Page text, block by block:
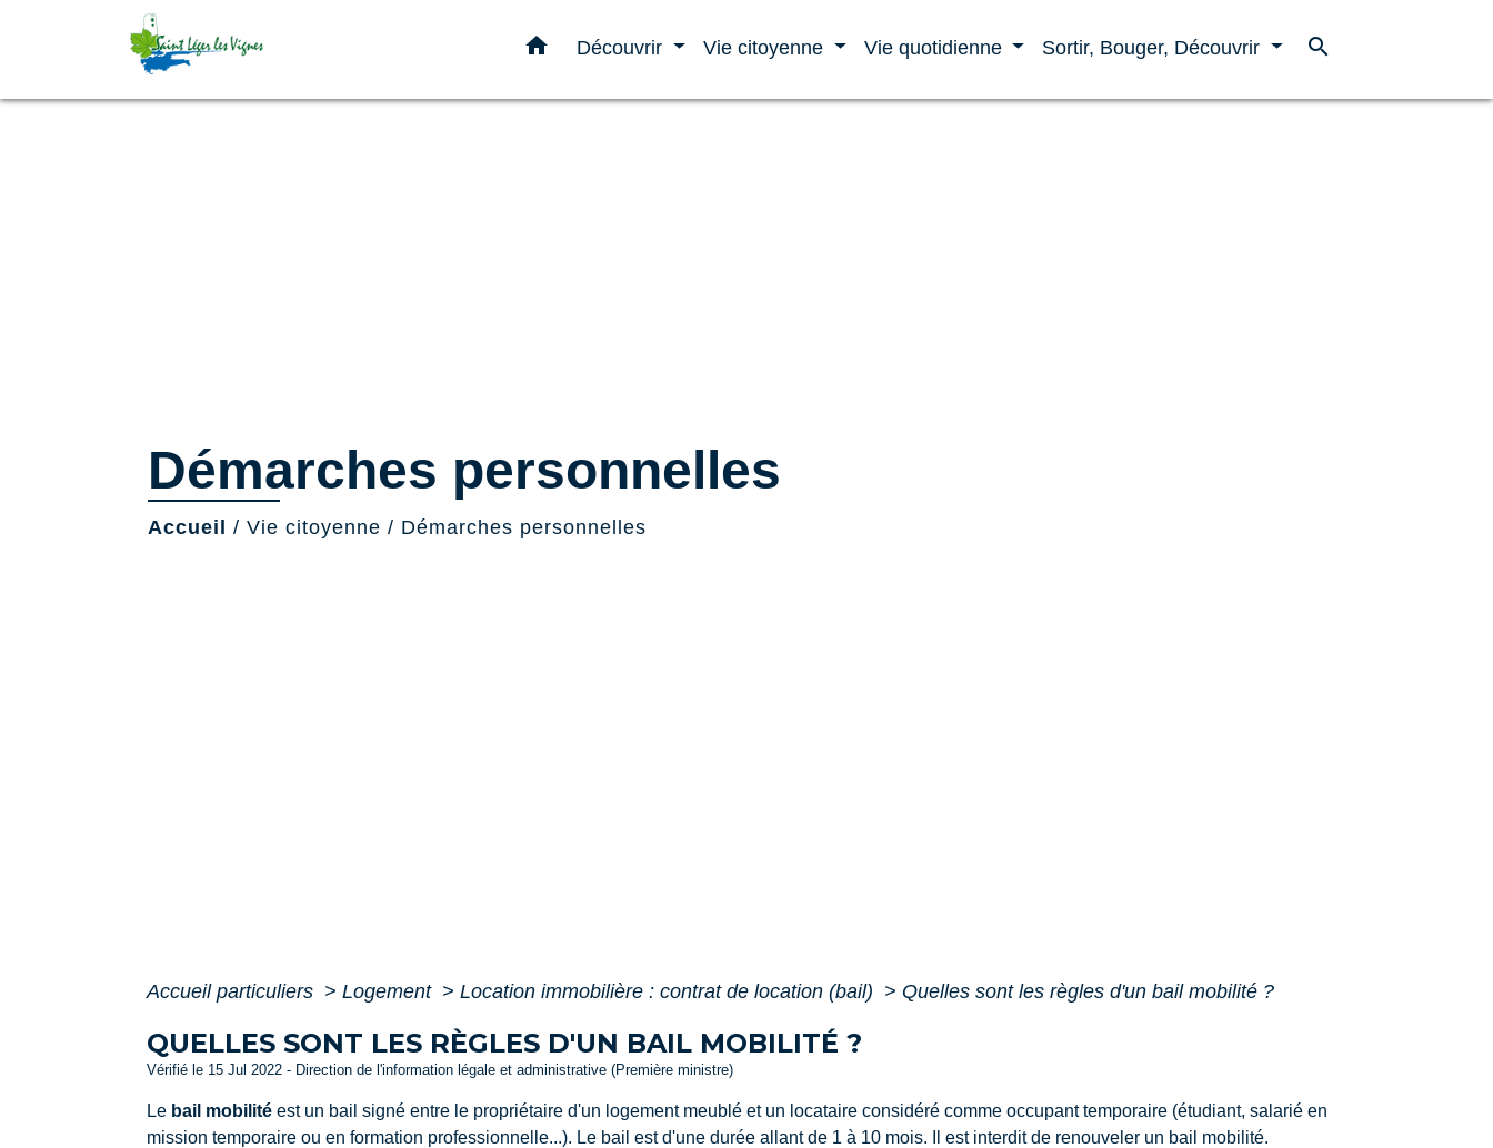
home Découvrir Vie citoyenne Vie quotidienne Sortir, Bouger, Découvrir search
Démarches personnelles
Accueil / Vie citoyenne / Démarches personnelles
Accueil particuliers > Logement > Location immobilière : contrat de location (bail) > Quelles sont les règles d'un bail mobilité ?
QUELLES SONT LES RÈGLES D'UN BAIL MOBILITÉ ?
Vérifié le 15 Jul 2022 - Direction de l'information légale et administrative (Première ministre)
Le bail mobilité est un bail signé entre le propriétaire d'un logement meublé et un locataire considéré comme occupant temporaire (étudiant, salarié en
mission temporaire ou en formation professionnelle...). Le bail est d'une durée allant de 1 à 10 mois. Il est interdit de renouveler un bail mobilité.